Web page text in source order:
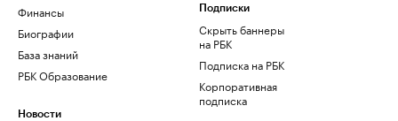
Финансы
Биографии
База знаний
РБК Образование
Новости
Подписки
Скрыть баннеры
на РБК
Подписка на РБК
Корпоративная
подписка